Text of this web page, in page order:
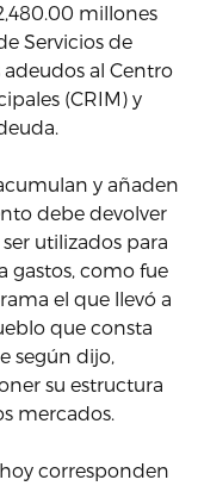
millones
Servicios de
adeudos al Centro
(CRIM) y
y añaden
debe devolver
utilizados para
gastos, como fue
el que llevó a
que consta
según dijo,
su estructura
mercados.
corresponden